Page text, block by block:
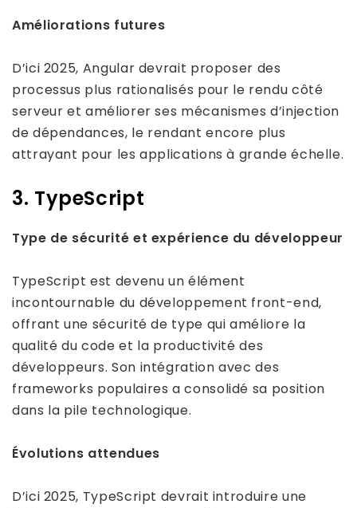
Améliorations futures
D’ici 2025, Angular devrait proposer des
processus plus rationalisés pour le rendu côté
serveur et améliorer ses mécanismes d’injection
de dépendances, le rendant encore plus
attrayant pour les applications à grande échelle.
3. TypeScript
Type de sécurité et expérience du développeur
TypeScript est devenu un élément
incontournable du développement front-end,
offrant une sécurité de type qui améliore la
qualité du code et la productivité des
développeurs. Son intégration avec des
frameworks populaires a consolidé sa position
dans la pile technologique.
Évolutions attendues
D’ici 2025, TypeScript devrait introduire une